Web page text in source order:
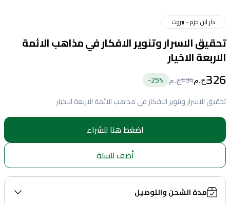
دار ابن حزم - بيروت
تحقيق الاسرار وتنوير الافكار في مذاهب الائمة
الاربعة الاخيار
326ج.م434ج.م 25%-
تحقيق الاسرار وتنوير الافكار في مذاهب الائمة الاربعة الاخيار
اضغط هنا للشراء
أضف للسلة
مدة الشحن والتوصيل